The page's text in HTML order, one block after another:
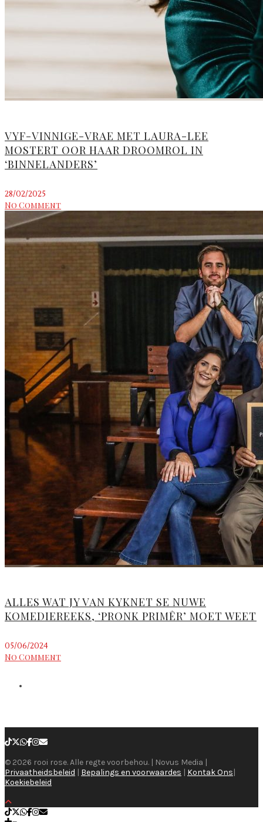
VYF-VINNIGE-VRAE MET LAURA-LEE
MOSTERT OOR HAAR DROOMROL IN
‘BINNELANDERS’
28/02/2025
No Comment
ALLES WAT JY VAN KYKNET SE NUWE
KOMEDIEREEKS, ‘PRONK PRIMÊR’ MOET WEET
05/06/2024
No Comment
© 2026 rooi rose. Alle regte voorbehou. | Novus Media |
Privaatheidsbeleid | Bepalings en voorwaardes | Kontak Ons|
Koekiebeleid